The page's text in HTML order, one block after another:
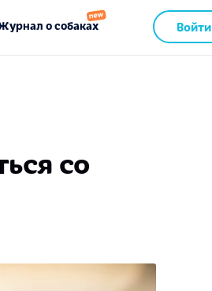
о собаках Войти
со